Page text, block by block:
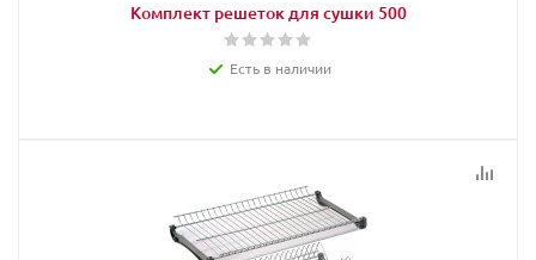
Комплект решеток для сушки 500
Есть в наличии